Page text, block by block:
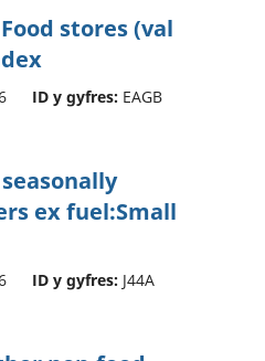
stores (val
ID y gyfres: EAGB
ex fuel:Small
ID y gyfres: J44A